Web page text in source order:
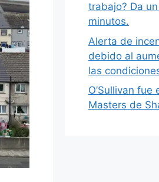
trabajo? Da
minutos.
Alerta de
debido al
las
O’Sullivan fue
Masters de